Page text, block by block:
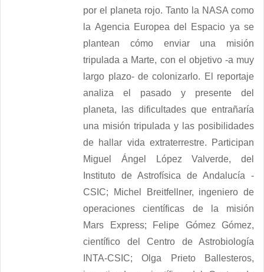
por el planeta rojo. Tanto la NASA como
la Agencia Europea del Espacio ya se
plantean cómo enviar una misión
tripulada a Marte, con el objetivo -a muy
largo plazo- de colonizarlo. El reportaje
analiza el pasado y presente del
planeta, las dificultades que entrañaría
una misión tripulada y las posibilidades
de hallar vida extraterrestre. Participan
Miguel Ángel López Valverde, del
Instituto de Astrofísica de Andalucía -
CSIC; Michel Breitfellner, ingeniero de
operaciones científicas de la misión
Mars Express; Felipe Gómez Gómez,
científico del Centro de Astrobiología
INTA-CSIC; Olga Prieto Ballesteros,